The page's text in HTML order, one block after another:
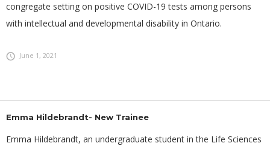
congregate setting on positive COVID-19 tests among persons
with intellectual and developmental disability in Ontario.
June 1, 2021
Emma Hildebrandt- New Trainee
Emma Hildebrandt, an undergraduate student in the Life Sciences